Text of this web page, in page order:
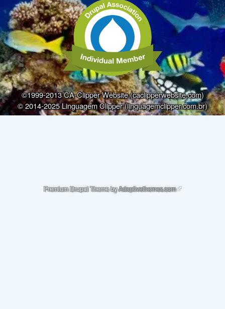
©1999-2013 CA-Clipper Website (caclipperwebsite.com)
© 2014-2025 Linguagem Clipper (linguagemclipper.com.br)
Premium Drupal Theme byAdaptivethemes.com(link is external)